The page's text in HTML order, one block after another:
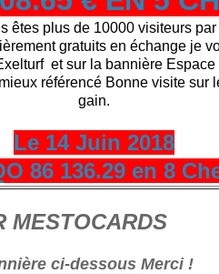
êtes plus de 10000 visiteurs
gratuits en échange je
et sur la bannière Espace
référencé Bonne visite sur
gain.
Le 14 Juin 2018
86 136.29 en 8
MESTOCARDS
ci-dessous Merci !